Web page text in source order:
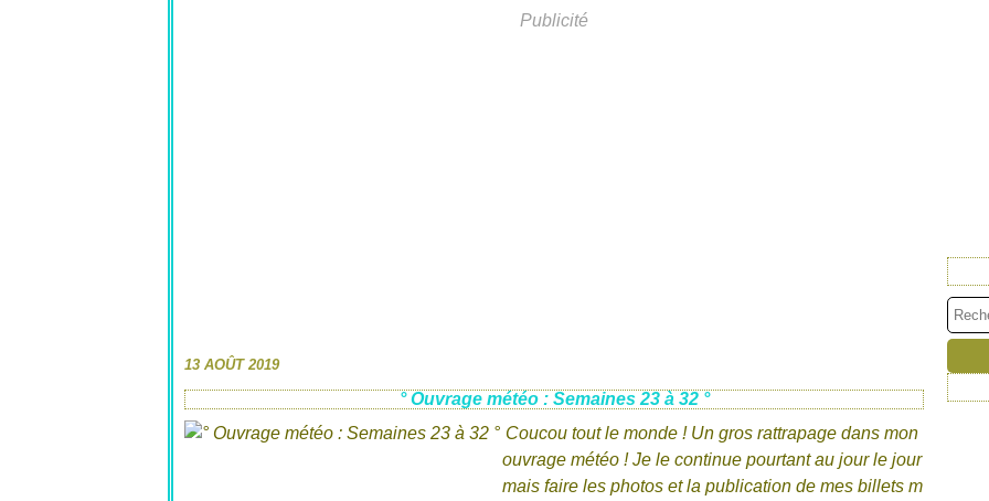
Publicité
13 AOÛT 2019
° Ouvrage météo : Semaines 23 à 32 °
Coucou tout le monde ! Un gros rattrapage dans mon
ouvrage météo ! Je le continue pourtant au jour le jour
mais faire les photos et la publication de mes billets m